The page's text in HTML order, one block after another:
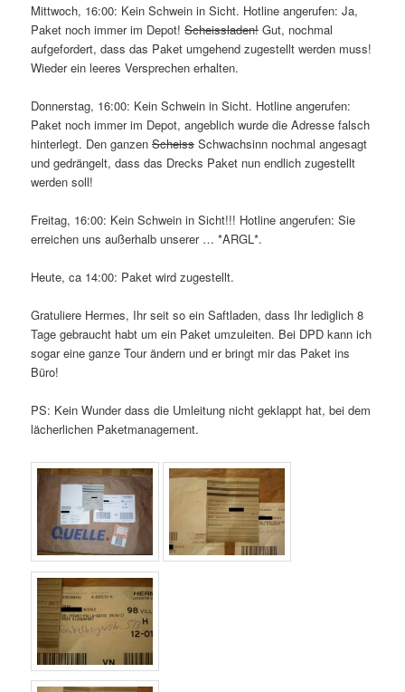
Mittwoch, 16:00: Kein Schwein in Sicht. Hotline angerufen: Ja,
Paket noch immer im Depot!Scheissladen! Gut, nochmal
aufgefordert, dass das Paket umgehend zugestellt werden muss!
Wieder ein leeres Versprechen erhalten.
Donnerstag, 16:00: Kein Schwein in Sicht. Hotline angerufen:
Paket noch immer im Depot, angeblich wurde die Adresse falsch
hinterlegt. Den ganzenScheiss Schwachsinn nochmal angesagt
und gedrängelt, dass das Drecks Paket nun endlich zugestellt
werden soll!
Freitag, 16:00: Kein Schwein in Sicht!!! Hotline angerufen: Sie
erreichen uns außerhalb unserer … *ARGL*.
Heute, ca 14:00: Paket wird zugestellt.
Gratuliere Hermes, Ihr seit so ein Saftladen, dass Ihr lediglich 8
Tage gebraucht habt um ein Paket umzuleiten. Bei DPD kann ich
sogar eine ganze Tour ändern und er bringt mir das Paket ins
Büro!
PS: Kein Wunder dass die Umleitung nicht geklappt hat, bei dem
lächerlichen Paketmanagement.